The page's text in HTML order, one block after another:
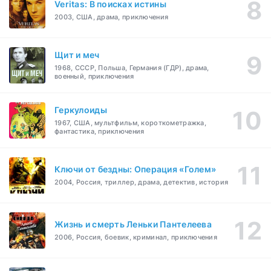
Veritas: В поисках истины
2003, США, драма, приключения
Щит и меч
1968, СССР, Польша, Германия (ГДР), драма,
военный, приключения
Геркулоиды
1967, США, мультфильм, короткометражка,
фантастика, приключения
Ключи от бездны: Операция «Голем»
2004, Россия, триллер, драма, детектив, история
Жизнь и смерть Леньки Пантелеева
2006, Россия, боевик, криминал, приключения